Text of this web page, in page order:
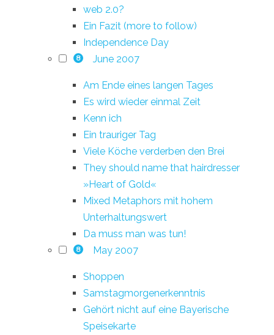
web 2.0?
Ein Fazit (more to follow)
Independence Day
8 June 2007
Am Ende eines langen Tages
Es wird wieder einmal Zeit
Kenn ich
Ein trauriger Tag
Viele Köche verderben den Brei
They should name that hairdresser
»Heart of Gold«
Mixed Metaphors mit hohem
Unterhaltungswert
Da muss man was tun!
8 May 2007
Shoppen
Samstagmorgenerkenntnis
Gehört nicht auf eine Bayerische
Speisekarte